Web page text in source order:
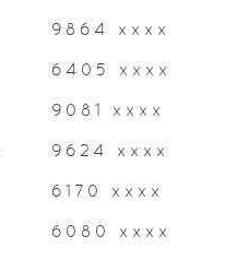
9864 xxxx
6405 xxxx
9081 xxxx
9624 xxxx
6170 xxxx
6080 xxxx